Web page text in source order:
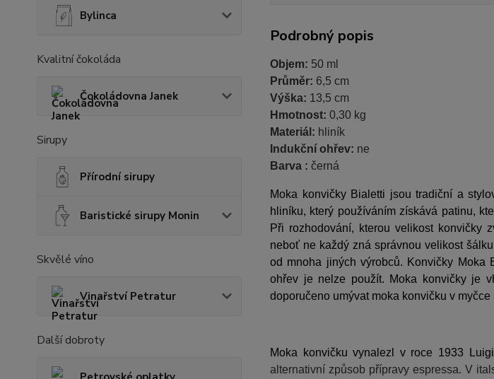
Bylinca
Kvalitní čokoláda
Čokoládovna Janek
Sirupy
Přírodní sirupy
Baristické sirupy Monin
Skvělé víno
Vinařství Petratur
Další dobroty
Podrobný popis
Objem: 50 ml
Průměr: 6,5 cm
Výška: 13,5 cm
Hmotnost: 0,30 kg
Materiál: hliník
Indukční ohřev: ne
Barva : černá
Moka konvičky Bialetti jsou tradiční a
hliníku, který používáním získává patinu,
Při rozhodování, kterou velikost konvičky
neboť ne každý zná správnou velikost
od mnoha jiných výrobců. Konvičky Moka
ohřev je nelze použít. Moka konvičky je
doporučeno umývat moka konvičku v myčce
Moka konvičku vynalezl v roce 1933
alternativní způsob přípravy espressa. V